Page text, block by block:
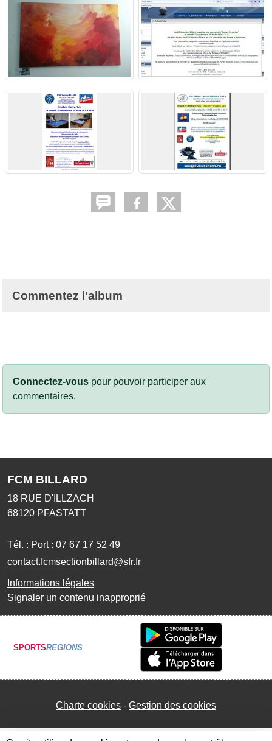
Commentez l'album
Connectez-vous pour pouvoir participer aux
commentaires.
FCM BILLARD
18 RUE D'ILLZACH
68120 PFASTATT
Tél. : Port : 07 67 17 52 49
contact.fcmsectionbillard@sfr.fr
Informations légales
Signaler un contenu inapproprié
SPORTSREGIONS
Charte cookies Gestion des cookies